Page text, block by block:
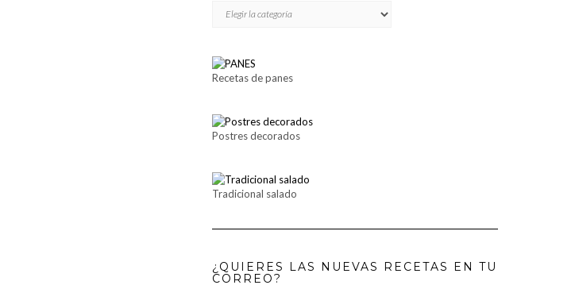
Recetas de panes
Postres decorados
Tradicional salado
¿QUIERES LAS NUEVAS RECETAS EN TU
CORREO?